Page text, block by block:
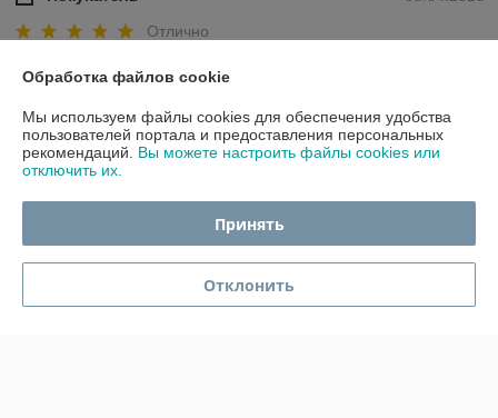
Отлично
Сделка подтверждена через корзину
07.12.2025
Покупатель
Красивая копилка. Упаковано было очень хорошо, большое спасибо.
Сделка подтверждена через корзину
Обработка файлов cookie
Мы используем файлы cookies для обеспечения удобства
пользователей портала и предоставления персональных
рекомендаций. Вы можете настроить файлы cookies или
отключить их.
Принять
Отклонить